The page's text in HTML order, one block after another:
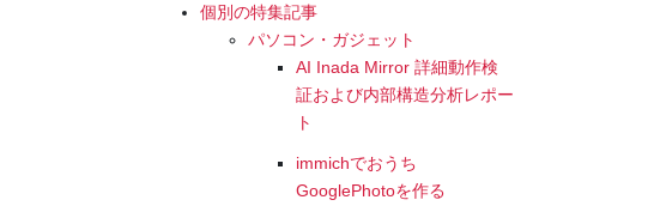
個別の特集記事
パソコン・ガジェット
AI Inada Mirror 詳細動作検
証および内部構造分析レポー
ト
immichでおうち
GooglePhotoを作る